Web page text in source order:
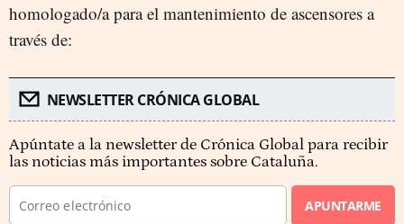
homologado/a para el mantenimiento de ascensores a
través de:
NEWSLETTER CRÓNICA GLOBAL
Apúntate a la newsletter de Crónica Global para recibir
las noticias más importantes sobre Cataluña.
APUNTARME